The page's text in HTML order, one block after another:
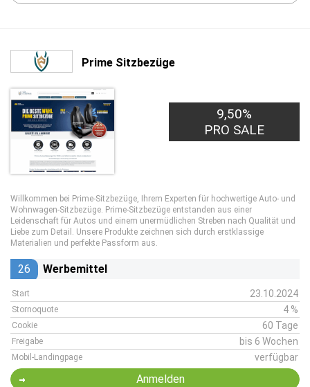
Prime Sitzbezüge
9,50%
PRO SALE
Willkommen bei Prime-Sitzbezüge, Ihrem Experten für hochwertige Auto- und
Wohnwagen-Sitzbezüge. Prime-Sitzbezüge entstanden aus einer
Leidenschaft für Autos und einem unermüdlichen Streben nach Qualität und
Liebe zum Detail. Unsere Produkte zeichnen sich durch erstklassige
Materialien und perfekte Passform aus.
26 Werbemittel
Start 23.10.2024
Stornoquote 4 %
Cookie 60 Tage
Freigabe bis 6 Wochen
Mobil-Landingpage verfügbar
Anmelden